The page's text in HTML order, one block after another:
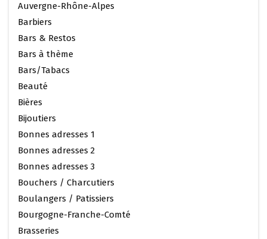
Auvergne-Rhône-Alpes
Barbiers
Bars & Restos
Bars à thème
Bars/Tabacs
Beauté
Bières
Bijoutiers
Bonnes adresses 1
Bonnes adresses 2
Bonnes adresses 3
Bouchers / Charcutiers
Boulangers / Patissiers
Bourgogne-Franche-Comté
Brasseries